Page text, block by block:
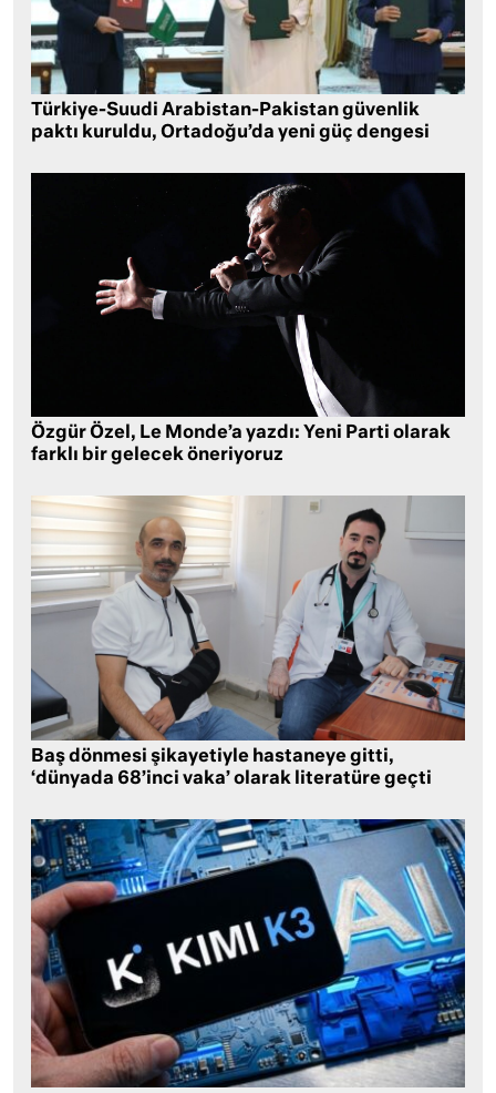
Türkiye-Suudi Arabistan-Pakistan güvenlik
paktı kuruldu, Ortadoğu’da yeni güç dengesi
Özgür Özel, Le Monde’a yazdı: Yeni Parti olarak
farklı bir gelecek öneriyoruz
Baş dönmesi şikayetiyle hastaneye gitti,
‘dünyada 68’inci vaka’ olarak literatüre geçti